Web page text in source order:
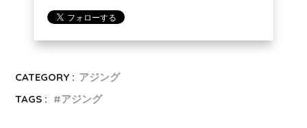
CATEGORY : アジング
TAGS :
アジング